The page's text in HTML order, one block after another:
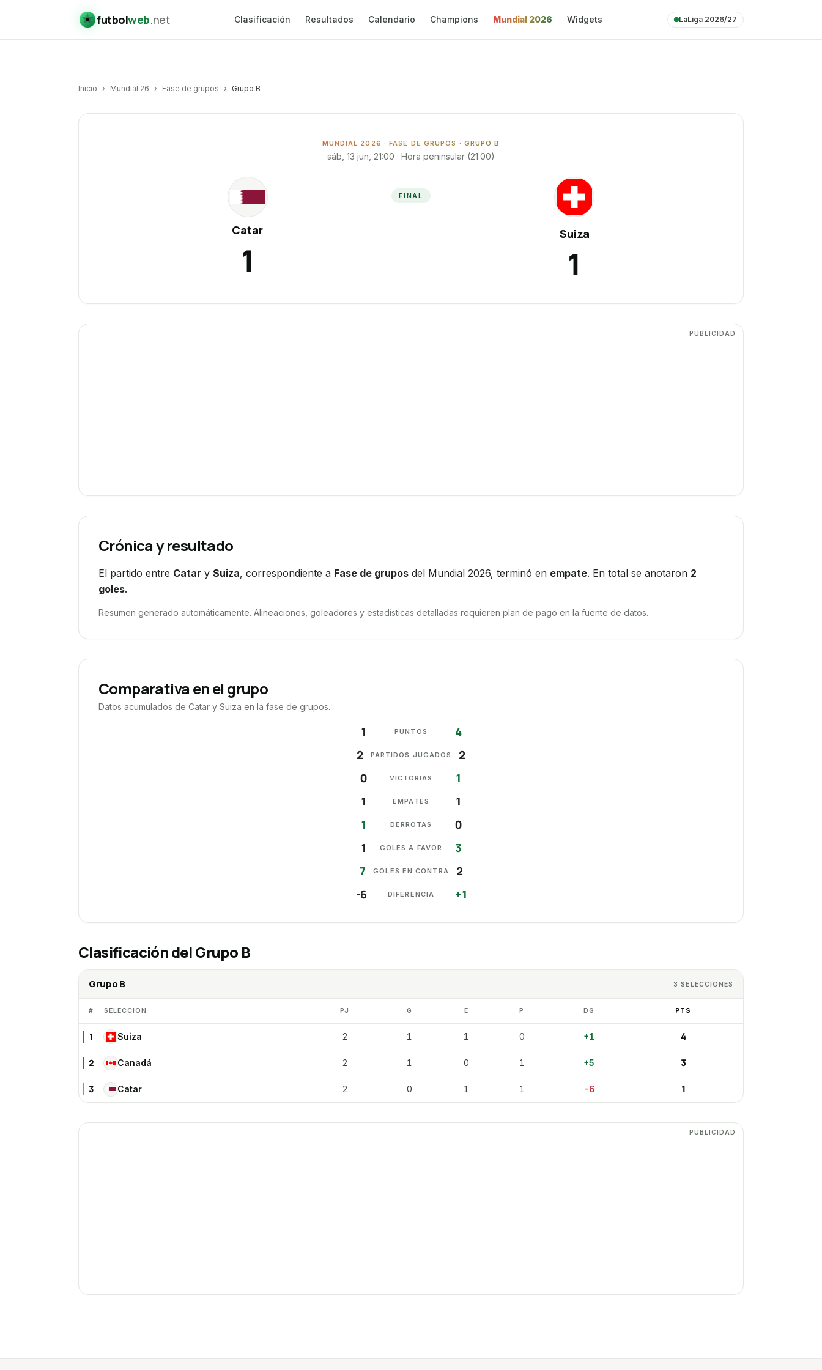
futbolweb.net Clasificación Resultados Calendario Champions Mundial 2026 Widgets LaLiga 2026/27
Inicio › Mundial 26 › Fase de grupos › Grupo B
MUNDIAL 2026 ·FASE DE GRUPOS · GRUPO B
sáb, 13 jun, 21:00 · Hora peninsular (21:00)
CA
Catar
1
FINAL
Suiza
1
PUBLICIDAD
Crónica y resultado
El partido entre Catar y Suiza, correspondiente a Fase de grupos del Mundial 2026, terminó en empate. En total se anotaron 2
goles.
Resumen generado automáticamente. Alineaciones, goleadores y estadísticas detalladas requieren plan de pago en la fuente de datos.
Comparativa en el grupo
Datos acumulados de Catar y Suiza en la fase de grupos.
1 PUNTOS
4
2
PARTIDOS JUGADOS
2
0
VICTORIAS
1
1
EMPATES
1
1
DERROTAS
0
1
GOLES A FAVOR
3
7
GOLES EN CONTRA
2
-6
DIFERENCIA +1
Clasificación delGrupo B
Grupo B 3 SELECCIONES
# SELECCIÓN PJ G E P DG PTS
1 SU Suiza 2 1 1 0 +1 4
2 CA Canadá 2 1 0 1 +5 3
3 CA Catar 2 0 1 1 -6 1
PUBLICIDAD